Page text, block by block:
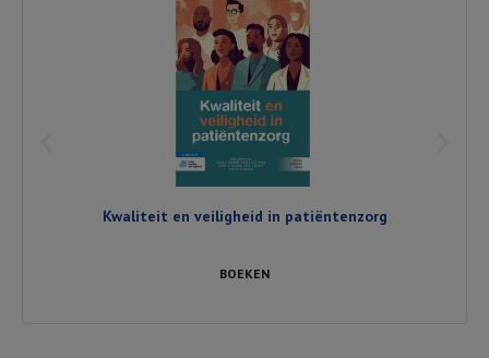
Kwaliteit en veiligheid in patiëntenzorg
BOEKEN